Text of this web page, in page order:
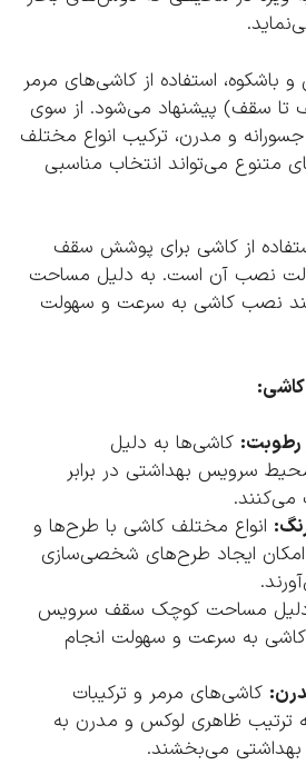
استفاده از کاشی‌های مرمر
پیشنهاد می‌شود. از سوی
و مدرن، ترکیب انواع مختلف
می‌تواند انتخاب مناسبی
از کاشی برای پوشش سقف
آن است. به دلیل مساحت
کاشی به سرعت و سهولت
کاشی‌ها به دلیل
سرویس بهداشتی در برابر
مختلف کاشی با طرح‌ها و
ایجاد طرح‌های شخصی‌سازی
مساحت کوچک سقف سرویس
به سرعت و سهولت انجام
کاشی‌های مرمر و ترکیبات
ظاهری لوکس و مدرن به
می‌بخشند.